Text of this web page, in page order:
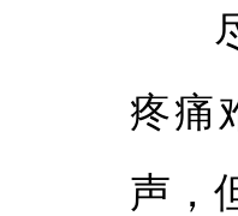
尽
疼痛
声，